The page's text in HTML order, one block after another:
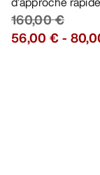
160,00 €
56,00 €-